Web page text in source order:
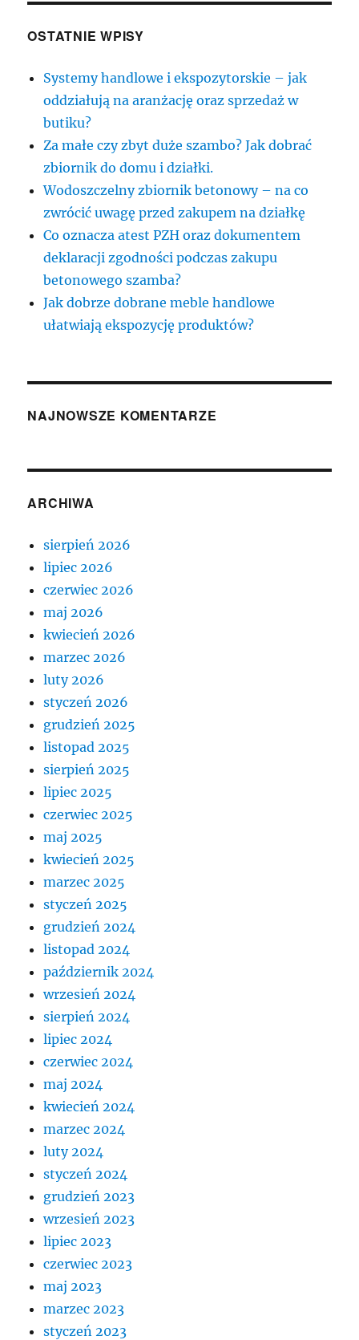
OSTATNIE WPISY
Systemy handlowe i ekspozytorskie – jak
oddziałują na aranżację oraz sprzedaż w
butiku?
Za małe czy zbyt duże szambo? Jak dobrać
zbiornik do domu i działki.
Wodoszczelny zbiornik betonowy – na co
zwrócić uwagę przed zakupem na działkę
Co oznacza atest PZH oraz dokumentem
deklaracji zgodności podczas zakupu
betonowego szamba?
Jak dobrze dobrane meble handlowe
ułatwiają ekspozycję produktów?
NAJNOWSZE KOMENTARZE
ARCHIWA
sierpień 2026
lipiec 2026
czerwiec 2026
maj 2026
kwiecień 2026
marzec 2026
luty 2026
styczeń 2026
grudzień 2025
listopad 2025
sierpień 2025
lipiec 2025
czerwiec 2025
maj 2025
kwiecień 2025
marzec 2025
styczeń 2025
grudzień 2024
listopad 2024
październik 2024
wrzesień 2024
sierpień 2024
lipiec 2024
czerwiec 2024
maj 2024
kwiecień 2024
marzec 2024
luty 2024
styczeń 2024
grudzień 2023
wrzesień 2023
lipiec 2023
czerwiec 2023
maj 2023
marzec 2023
styczeń 2023